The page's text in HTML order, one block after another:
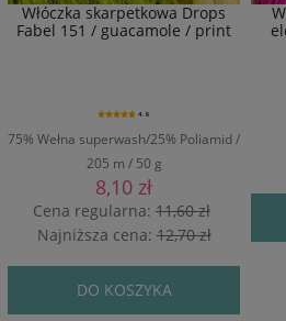
Włóczka skarpetkowa Drops
Fabel 151 / guacamole / print
75% Wełna superwash/25% Poliamid /
205 m / 50 g
4.9
8,10 zł
Cena regularna:11,60 zł
Najniższa cena:12,70 zł
DO KOSZYKA